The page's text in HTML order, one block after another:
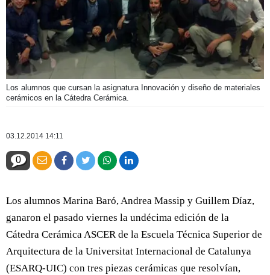
Los alumnos que cursan la asignatura Innovación y diseño de materiales
cerámicos en la Cátedra Cerámica.
03.12.2014 14:11
0
Los alumnos Marina Baró, Andrea Massip y Guillem Díaz,
ganaron el pasado viernes la undécima edición de la
Cátedra Cerámica ASCER de la Escuela Técnica Superior de
Arquitectura de la Universitat Internacional de Catalunya
(ESARQ-UIC) con tres piezas cerámicas que resolvían,